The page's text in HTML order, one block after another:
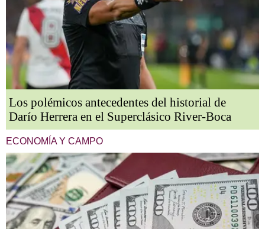
Los polémicos antecedentes del historial de
Darío Herrera en el Superclásico River-Boca
ECONOMÍA Y CAMPO